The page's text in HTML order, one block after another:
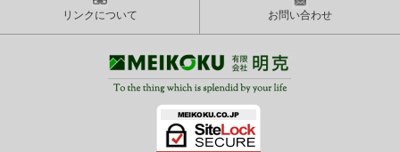
リンクについて お問い合わせ